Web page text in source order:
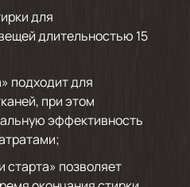
для
длительностью 15
подходит для
при этом
эффективность
старта» позволяет